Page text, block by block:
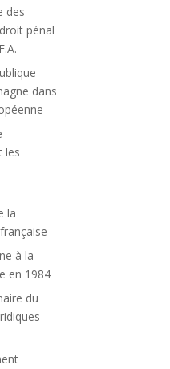
des
pénal
dans
les
la
à la
en 1984
du